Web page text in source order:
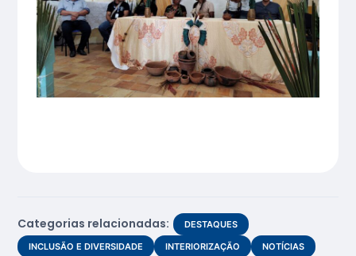
Categorias relacionadas:
DESTAQUES
INCLUSÃO E DIVERSIDADE
INTERIORIZAÇÃO
NOTÍCIAS